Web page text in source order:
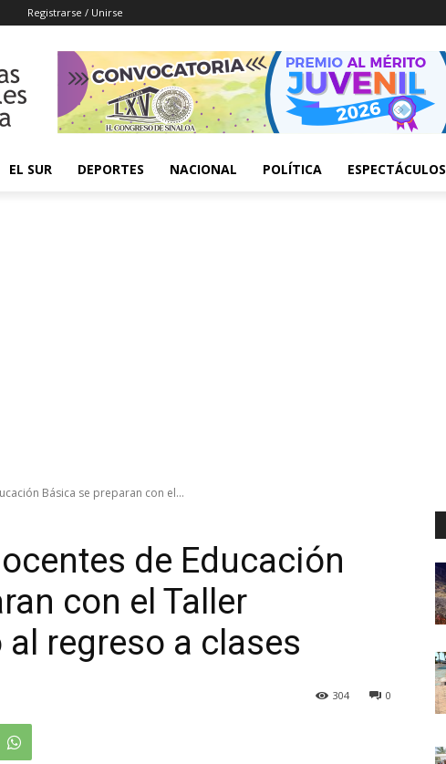
Registrarse / Unirse
EL SUR DEPORTES NACIONAL POLÍTICA ESPECTÁCULOS
Básica se preparan con el...
de Educación
con el Taller
regreso a clases
0
304